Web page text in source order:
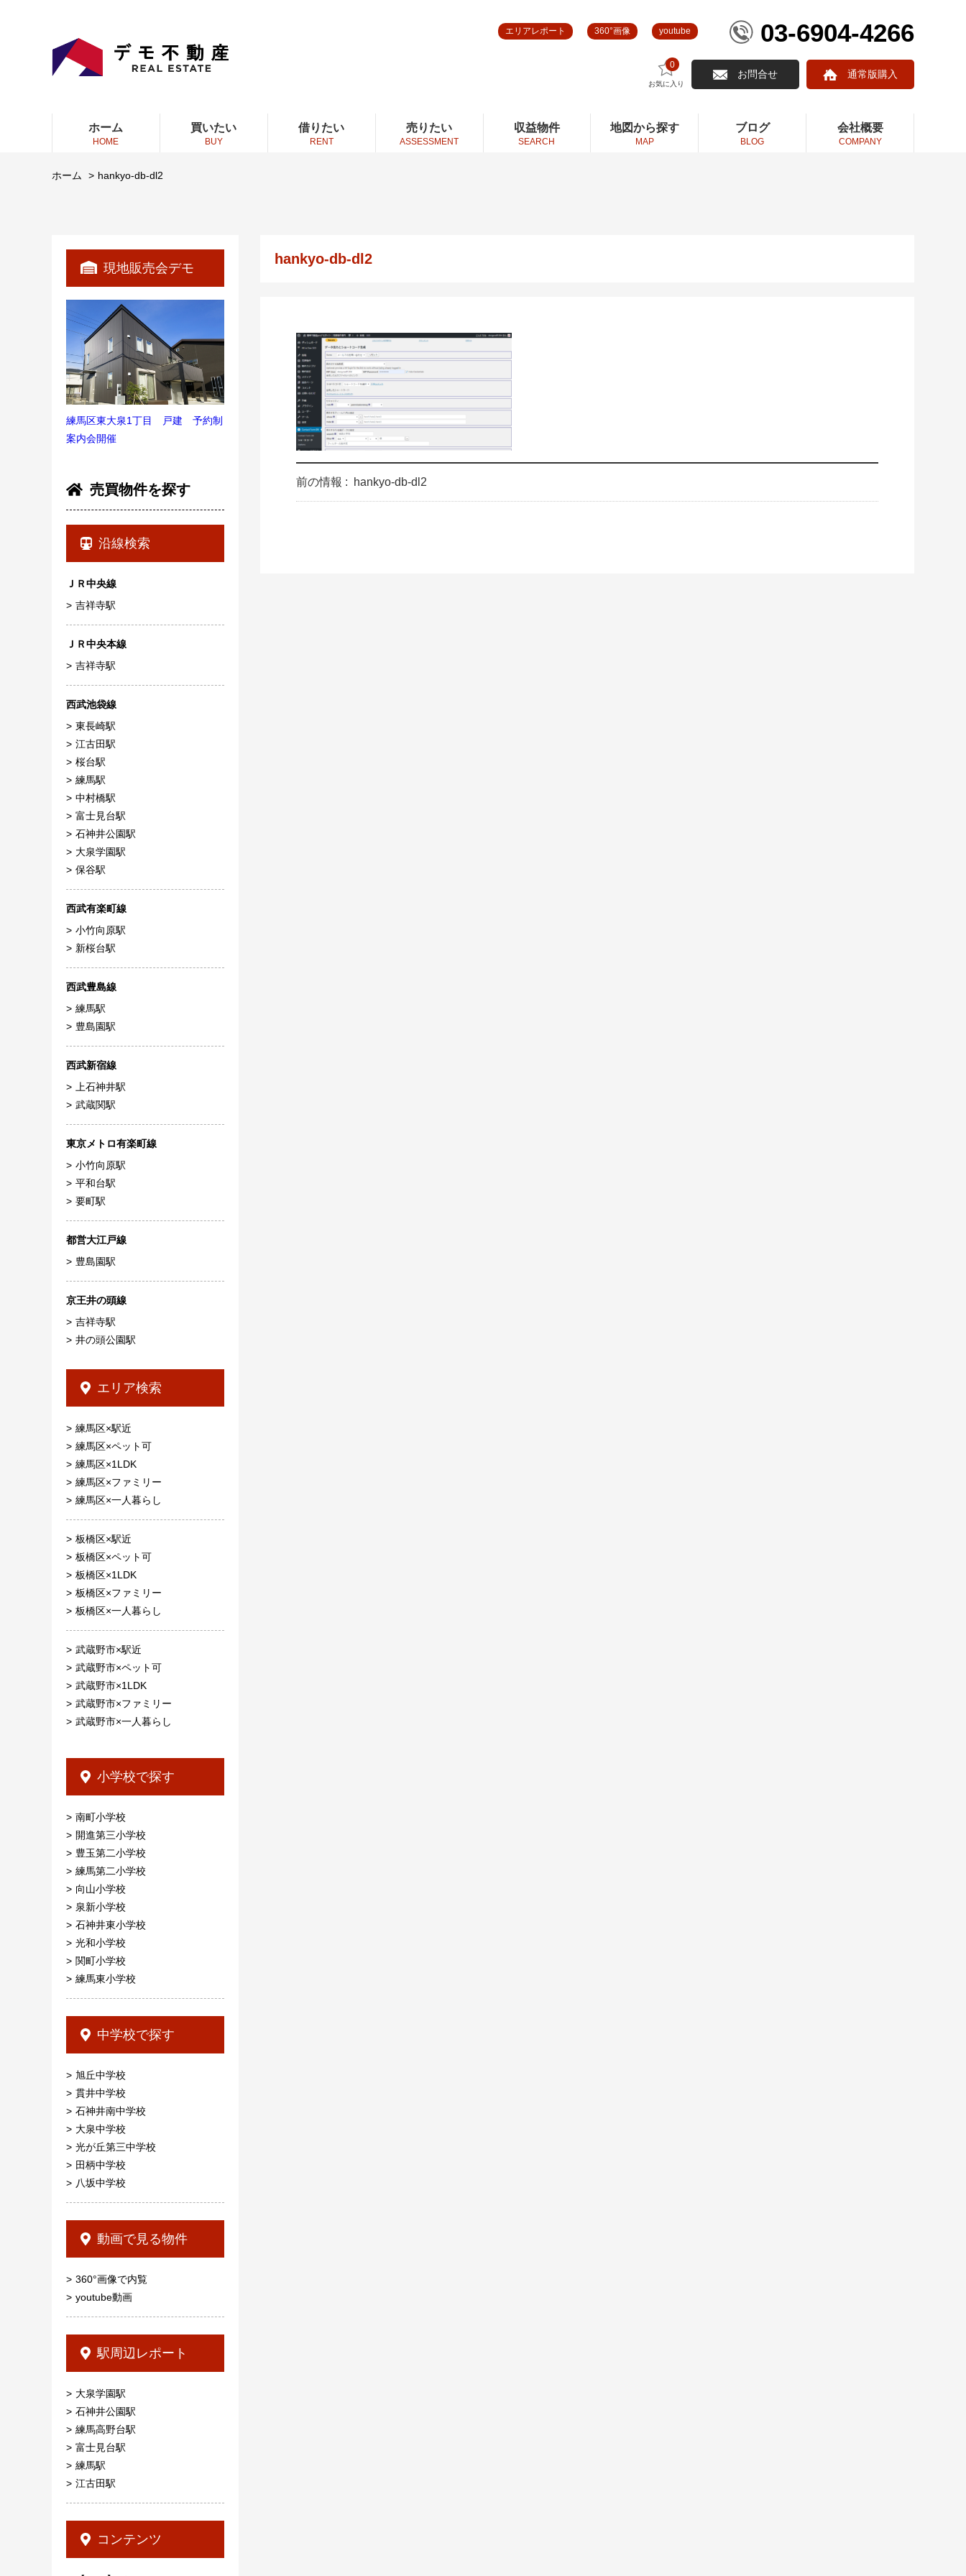
エリアレポート 360°画像 youtube 03-6904-4266
0
お気に入り
お問合せ 通常版購入
ホーム
HOME
買いたい
BUY
借りたい
RENT
売りたい
ASSESSMENT
収益物件
SEARCH
地図から探す
MAP
ブログ
BLOG
会社概要
COMPANY
ホーム hankyo-db-dl2
現地販売会デモ
練馬区東大泉1丁目 戸建 予約制
案内会開催
売買物件を探す
沿線検索
ＪＲ中央線
吉祥寺駅
ＪＲ中央本線
吉祥寺駅
西武池袋線
東長崎駅
江古田駅
桜台駅
練馬駅
中村橋駅
富士見台駅
石神井公園駅
大泉学園駅
保谷駅
西武有楽町線
小竹向原駅
新桜台駅
西武豊島線
練馬駅
豊島園駅
西武新宿線
上石神井駅
武蔵関駅
東京メトロ有楽町線
小竹向原駅
平和台駅
要町駅
都営大江戸線
豊島園駅
京王井の頭線
吉祥寺駅
井の頭公園駅
エリア検索
練馬区×駅近
練馬区×ペット可
練馬区×1LDK
練馬区×ファミリー
練馬区×一人暮らし
板橋区×駅近
板橋区×ペット可
板橋区×1LDK
板橋区×ファミリー
板橋区×一人暮らし
武蔵野市×駅近
武蔵野市×ペット可
武蔵野市×1LDK
武蔵野市×ファミリー
武蔵野市×一人暮らし
小学校で探す
南町小学校
開進第三小学校
豊玉第二小学校
練馬第二小学校
向山小学校
泉新小学校
石神井東小学校
光和小学校
関町小学校
練馬東小学校
中学校で探す
旭丘中学校
貫井中学校
石神井南中学校
大泉中学校
光が丘第三中学校
田柄中学校
八坂中学校
動画で見る物件
360°画像で内覧
youtube動画
駅周辺レポート
大泉学園駅
石神井公園駅
練馬高野台駅
富士見台駅
練馬駅
江古田駅
コンテンツ
hankyo-db-dl2
前の情報 : hankyo-db-dl2